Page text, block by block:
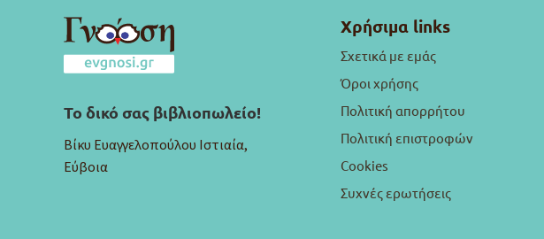
Το δικό σας βιβλιοπωλείο!
Βίκυ Ευαγγελοπούλου Ιστιαία,
Εύβοια
Χρήσιμα links
Σχετικά με εμάς
Όροι χρήσης
Πολιτική απορρήτου
Πολιτική επιστροφών
Cookies
Συχνές ερωτήσεις